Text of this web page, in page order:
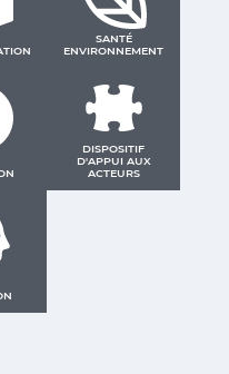
SANTÉ
ENVIRONNEMENT
DISPOSITIF
D'APPUI AUX
ACTEURS
Saint-Martin, Saint